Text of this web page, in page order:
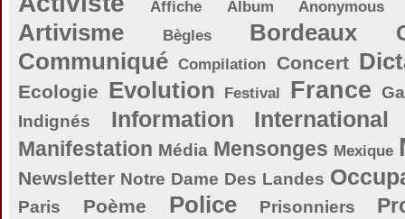
Affiche Album Anonymous
Artivisme Bègles Bordeaux
Communiqué Compilation Concert
Ecologie Evolution Festival France
Indignés
Information International
Manifestation Média Mensonges Mexique
Newsletter Notre Dame Des Landes
Paris Poème Police Prisonniers